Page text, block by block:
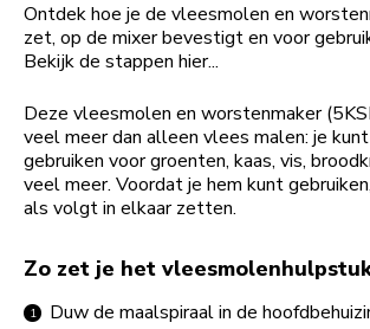
Ontdek hoe je de vleesmolen en
zet, op de mixer bevestigt en voor
Bekijk de stappen hier...
Deze vleesmolen en worstenmaker
veel meer dan alleen vlees malen: je
gebruiken voor groenten, kaas, vis,
veel meer. Voordat je hem kunt
als volgt in elkaar zetten.
Zo zet je het
Duw de maalspiraal in de